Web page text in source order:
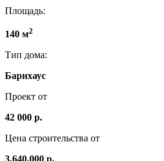
Площадь:
140 м2
Тип дома:
Барнхаус
Проект от
42 000 р.
Цена строительства от